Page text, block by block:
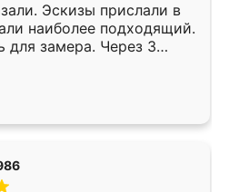
Эскизы прислали в
наиболее подходящий.
для замера. Через 3
уже готова. Остались
Спасибо Ренессанс
работу!